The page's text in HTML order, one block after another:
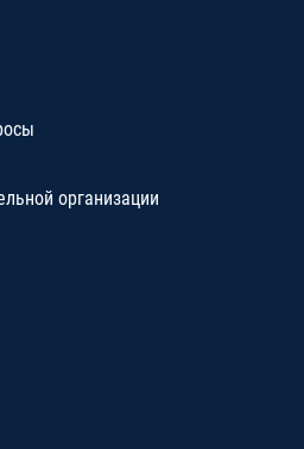
организации